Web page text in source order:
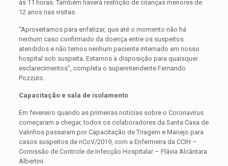
às 11 horas. Também haverá restrição de crianças menores de
12 anos nas visitas.
“Aproveitamos para enfatizar, que até o momento não há
nenhum caso confirmado da doença entre os suspeitos
atendidos e não temos nenhum paciente internado em nosso
hospital sob suspeita. Estamos à disposição para quaisquer
esclarecimentos”, completa o superintendente Fernando
Pozzuto.
Capacitação e sala de isolamento
Em fevereiro quando as primeiras notícias sobre o Coronavírus
começaram a chegar, todos os colaboradores da Santa Casa de
Valinhos passaram por Capacitação de Triagem e Manejo para
casos suspeitos de nCoV/2019, com a Enfermeira da CCIH –
Comissão de Controle de Infecção Hospitalar – Flávia Alcântara
Albertini.